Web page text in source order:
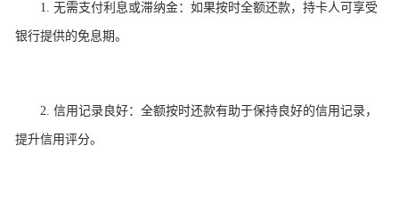
1. 无需支付利息或滞纳金：如果按时全额还款，持卡人可享受
银行提供的免息期。
2. 信用记录良好：全额按时还款有助于保持良好的信用记录，
提升信用评分。